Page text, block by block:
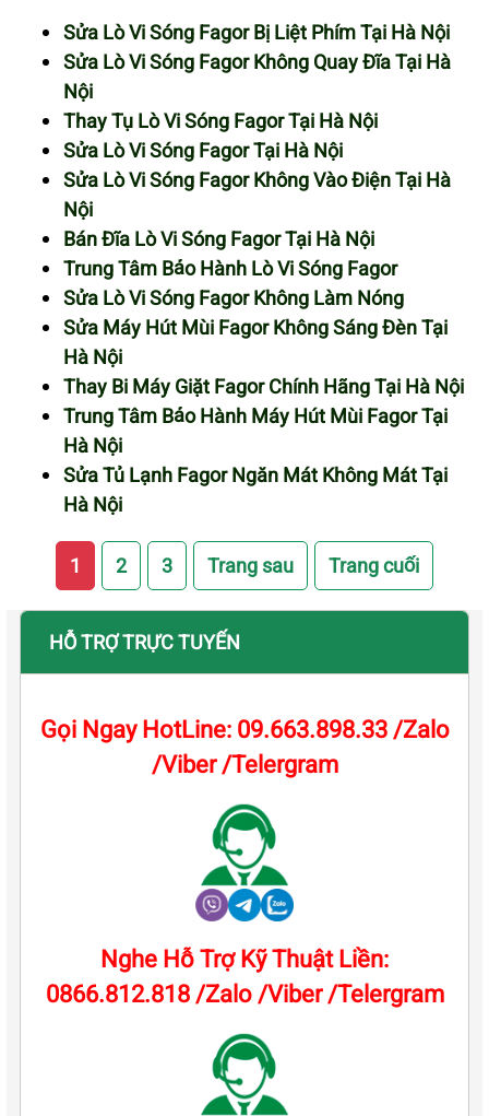
Sửa Lò Vi Sóng Fagor Bị Liệt Phím Tại Hà Nội
Sửa Lò Vi Sóng Fagor Không Quay Đĩa Tại Hà
Nội
Thay Tụ Lò Vi Sóng Fagor Tại Hà Nội
Sửa Lò Vi Sóng Fagor Tại Hà Nội
Sửa Lò Vi Sóng Fagor Không Vào Điện Tại Hà
Nội
Bán Đĩa Lò Vi Sóng Fagor Tại Hà Nội
Trung Tâm Bảo Hành Lò Vi Sóng Fagor
Sửa Lò Vi Sóng Fagor Không Làm Nóng
Sửa Máy Hút Mùi Fagor Không Sáng Đèn Tại
Hà Nội
Thay Bi Máy Giặt Fagor Chính Hãng Tại Hà Nội
Trung Tâm Bảo Hành Máy Hút Mùi Fagor Tại
Hà Nội
Sửa Tủ Lạnh Fagor Ngăn Mát Không Mát Tại
Hà Nội
1 2 3 Trang sau Trang cuối
HỖ TRỢ TRỰC TUYẾN
Gọi Ngay HotLine: 09.663.898.33 /Zalo
/Viber /Telergram
Nghe Hỗ Trợ Kỹ Thuật Liền:
0866.812.818 /Zalo /Viber /Telergram